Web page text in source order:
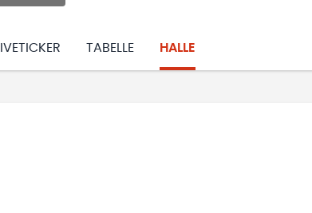
LIVETICKER TABELLE HALLE